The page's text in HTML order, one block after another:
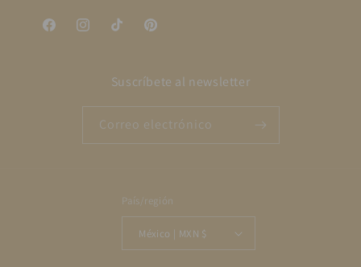
FacebookInstagramTikTok Pinterest
Suscríbete al newsletter
Correo electrónico
País/región
México | MXN $